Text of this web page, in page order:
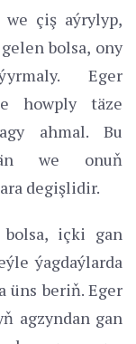
we çiş aýrylyp,
bolsa, ony
Eger
howply täze
ahmal. Bu
we onuň
degişlidir.
içki gan
ýagdaýlarda
üns beriň. Eger
agzyndan gan